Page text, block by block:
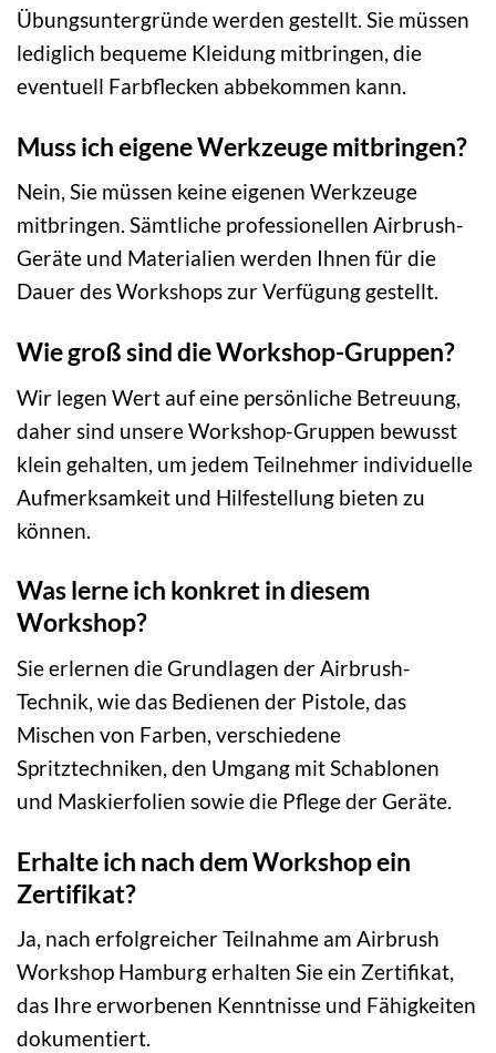
Übungsuntergründe werden gestellt. Sie müssen
lediglich bequeme Kleidung mitbringen, die
eventuell Farbflecken abbekommen kann.
Muss ich eigene Werkzeuge mitbringen?
Nein, Sie müssen keine eigenen Werkzeuge
mitbringen. Sämtliche professionellen Airbrush-
Geräte und Materialien werden Ihnen für die
Dauer des Workshops zur Verfügung gestellt.
Wie groß sind die Workshop-Gruppen?
Wir legen Wert auf eine persönliche Betreuung,
daher sind unsere Workshop-Gruppen bewusst
klein gehalten, um jedem Teilnehmer individuelle
Aufmerksamkeit und Hilfestellung bieten zu
können.
Was lerne ich konkret in diesem
Workshop?
Sie erlernen die Grundlagen der Airbrush-
Technik, wie das Bedienen der Pistole, das
Mischen von Farben, verschiedene
Spritztechniken, den Umgang mit Schablonen
und Maskierfolien sowie die Pflege der Geräte.
Erhalte ich nach dem Workshop ein
Zertifikat?
Ja, nach erfolgreicher Teilnahme am Airbrush
Workshop Hamburg erhalten Sie ein Zertifikat,
das Ihre erworbenen Kenntnisse und Fähigkeiten
dokumentiert.